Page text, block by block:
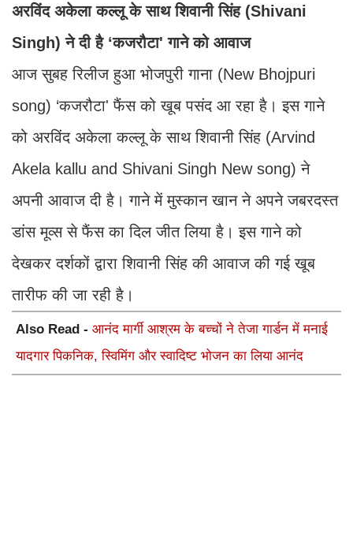
अरविंद अकेला कल्लू के साथ शिवानी सिंह (Shivani
Singh) ने दी है ‘कजरौटा' गाने को आवाज
आज सुबह रिलीज हुआ भोजपुरी गाना (New Bhojpuri
song) ‘कजरौटा' फैंस को खूब पसंद आ रहा है। इस गाने
को अरविंद अकेला कल्लू के साथ शिवानी सिंह (Arvind
Akela kallu and Shivani Singh New song) ने
अपनी आवाज दी है। गाने में मुस्कान खान ने अपने जबरदस्त
डांस मूव्स से फैंस का दिल जीत लिया है। इस गाने को
देखकर दर्शकों द्वारा शिवानी सिंह की आवाज की गई खूब
तारीफ की जा रही है।
Also Read - आनंद मार्गी आश्रम के बच्चों ने तेजा गार्डन में मनाई
यादगार पिकनिक, स्विमिंग और स्वादिष्ट भोजन का लिया आनंद